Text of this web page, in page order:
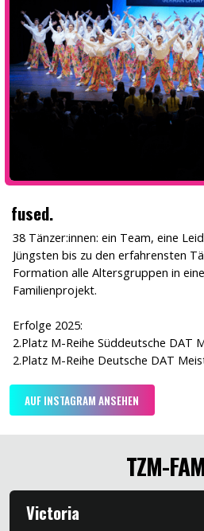
fused.
38 Tänzer:innen: ein Team, eine
Jüngsten bis zu den erfahrensten
Formation alle Altersgruppen in
Familienprojekt.
Erfolge 2025:
2.Platz M-Reihe Süddeutsche DAT
2.Platz M-Reihe Deutsche DAT
AUF INSTAGRAM ANSEHEN
TZM-
Victoria